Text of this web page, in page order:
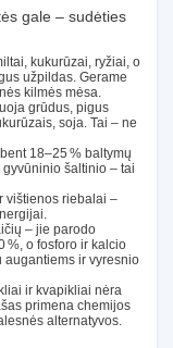
gale – sudėties
kukurūzai, ryžiai, o
užpildas. Gerame
kilmės mėsa.
grūdus, pigus
soja. Tai – ne
18–25 % baltymų
šaltinio – tai
vištienos riebalai –
– jie parodo
%, o fosforo ir kalcio
augantiems ir vyresnio
ir kvapikliai nėra
primena chemijos
alternatyvos.